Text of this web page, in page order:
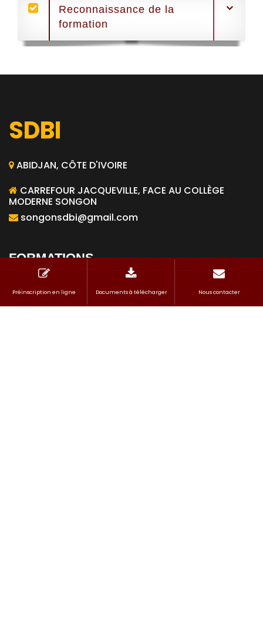
Reconnaissance de la
formation
SDBI
ABIDJAN, CÔTE D'IVOIRE
CARREFOUR JACQUEVILLE, FACE AU COLLÈGE
MODERNE SONGON
songonsdbi@gmail.com
FORMATIONS
Génie Civil Option Bâtiment
Préinscription en ligne Documents à télécharger Nous contacter